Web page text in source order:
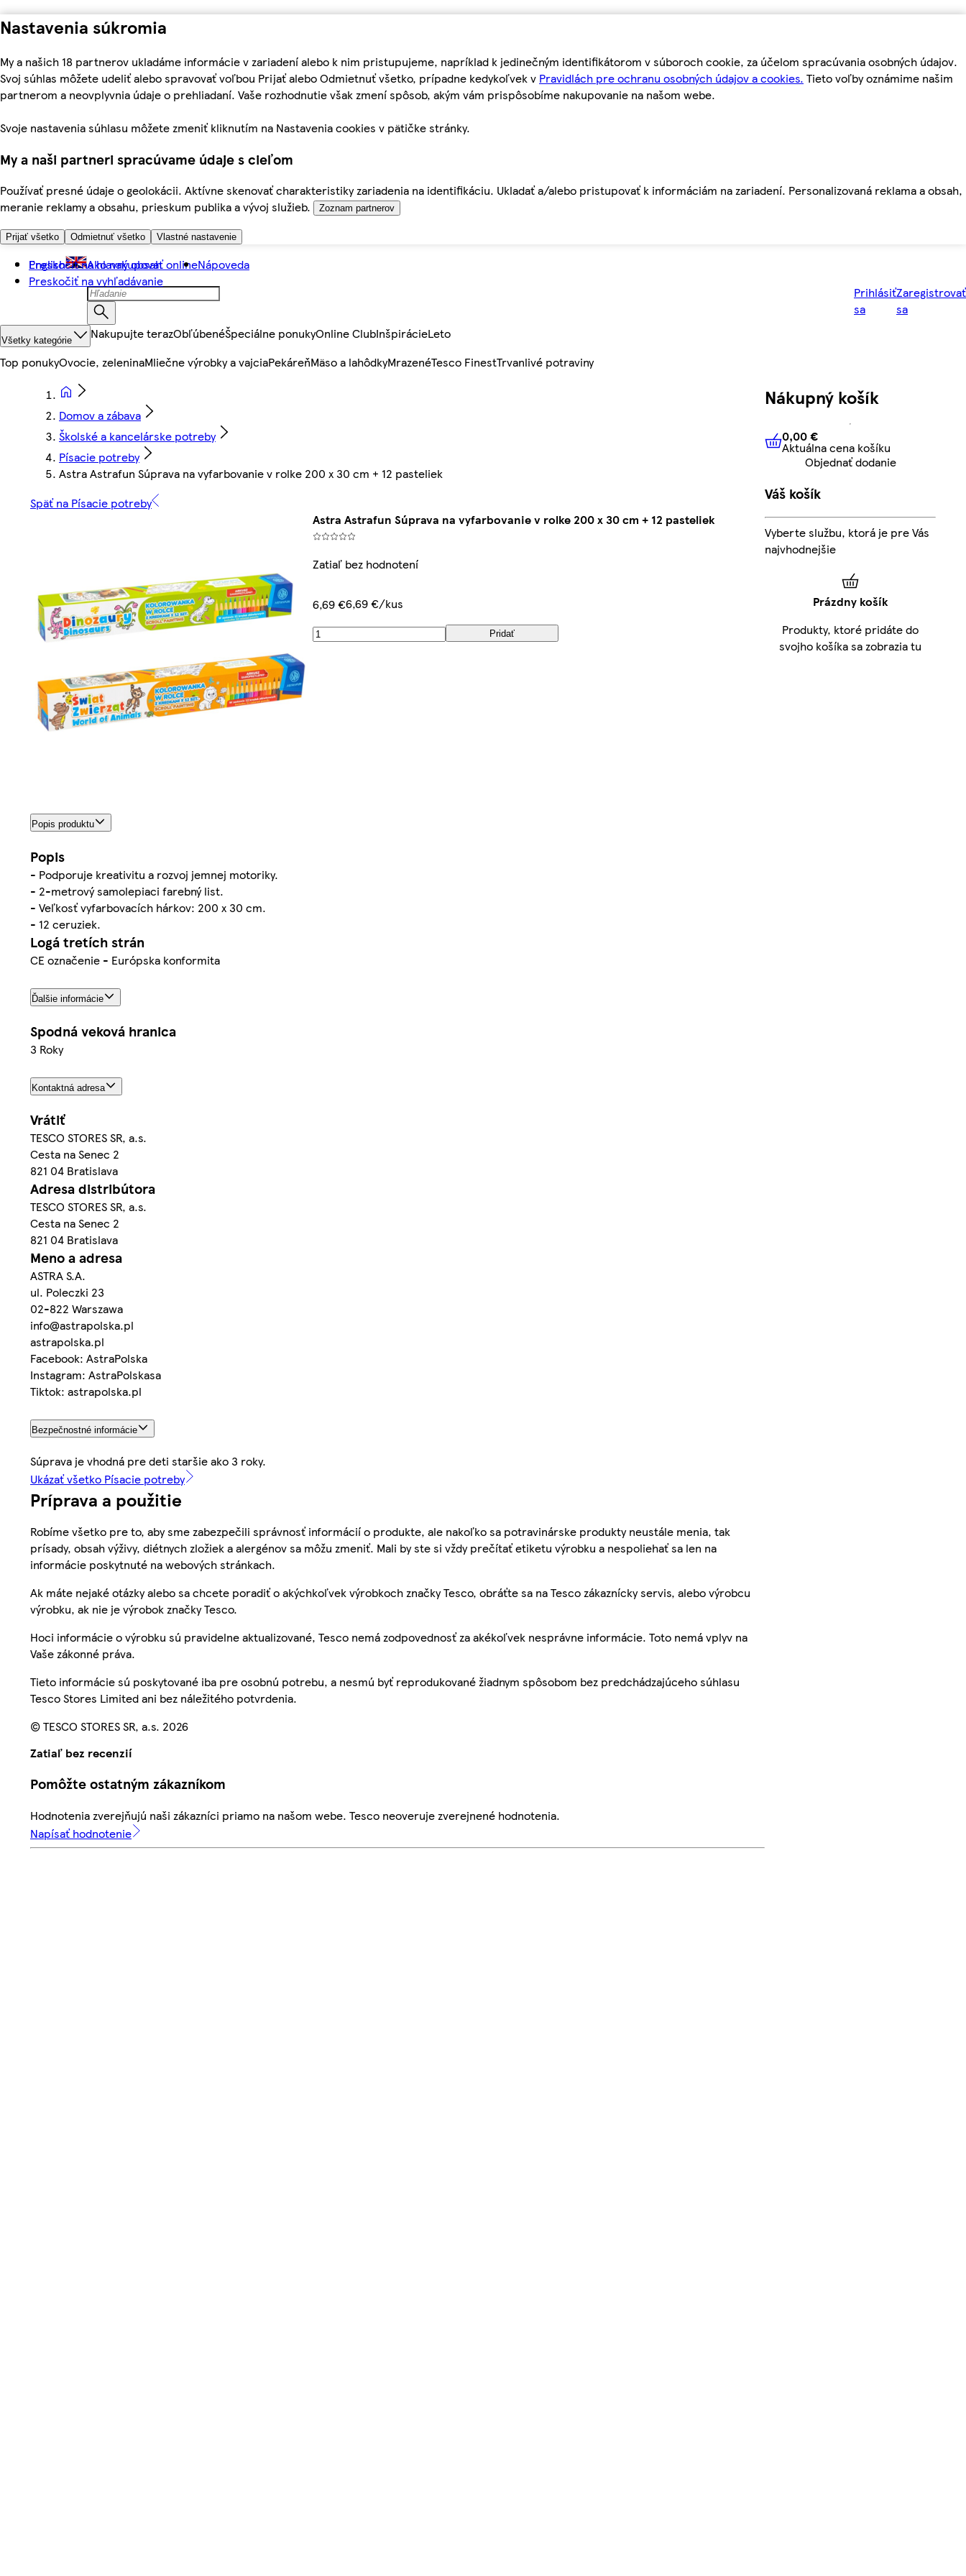
Nastavenia súkromia
My a našich 18 partnerov ukladáme informácie v zariadení alebo k nim pristupujeme, napríklad k jedinečným identifikátorom v súboroch cookie, za účelom spracúvania osobných údajov.
Svoj súhlas môžete udeliť alebo spravovať voľbou Prijať alebo Odmietnuť všetko, prípadne kedykoľvek v Pravidlách pre ochranu osobných údajov a cookies. Tieto voľby oznámime našim
partnerom a neovplyvnia údaje o prehliadaní. Vaše rozhodnutie však zmení spôsob, akým vám prispôsobíme nakupovanie na našom webe.
Svoje nastavenia súhlasu môžete zmeniť kliknutím na Nastavenia cookies v pätičke stránky.
My a naši partneri spracúvame údaje s cieľom
Používať presné údaje o geolokácii. Aktívne skenovať charakteristiky zariadenia na identifikáciu. Ukladať a/alebo pristupovať k informáciám na zariadení. Personalizovaná reklama a obsah,
meranie reklamy a obsahu, prieskum publika a vývoj služieb.
Zoznam partnerov
Prijať všetko Odmietnuť všetko Vlastné nastavenie
Preskočiť na hlavný obsah
Preskočiť na vyhľadávanie
English Ako nakupovať onlineNápoveda
Prihlásiť
sa
Zaregistrovať
sa
Všetky kategórie Nakupujte terazObľúbenéŠpeciálne ponukyOnline ClubInšpirácieLeto
Top ponukyOvocie, zeleninaMliečne výrobky a vajciaPekáreňMäso a lahôdkyMrazenéTesco FinestTrvanlivé potraviny
Domov a zábava
Školské a kancelárske potreby
Písacie potreby
Astra Astrafun Súprava na vyfarbovanie v rolke 200 x 30 cm + 12 pasteliek
Späť na Písacie potreby
Astra Astrafun Súprava na vyfarbovanie v rolke 200 x 30 cm + 12 pasteliek
Zatiaľ bez hodnotení
6,69 €6,69 €/kus
Pridať
Popis produktu
Popis
- Podporuje kreativitu a rozvoj jemnej motoriky.
- 2-metrový samolepiaci farebný list.
- Veľkosť vyfarbovacích hárkov: 200 x 30 cm.
- 12 ceruziek.
Logá tretích strán
CE označenie - Európska konformita
Ďalšie informácie
Spodná veková hranica
3 Roky
Kontaktná adresa
Vrátiť
TESCO STORES SR, a.s.
Cesta na Senec 2
821 04 Bratislava
Adresa distribútora
TESCO STORES SR, a.s.
Cesta na Senec 2
821 04 Bratislava
Meno a adresa
ASTRA S.A.
ul. Poleczki 23
02-822 Warszawa
info@astrapolska.pl
astrapolska.pl
Facebook: AstraPolska
Instagram: AstraPolskasa
Tiktok: astrapolska.pl
Bezpečnostné informácie
Súprava je vhodná pre deti staršie ako 3 roky.
Ukázať všetko Písacie potreby
Príprava a použitie
Robíme všetko pre to, aby sme zabezpečili správnosť informácií o produkte, ale nakoľko sa potravinárske produkty neustále menia, tak
prísady, obsah výživy, diétnych zložiek a alergénov sa môžu zmeniť. Mali by ste si vždy prečítať etiketu výrobku a nespoliehať sa len na
informácie poskytnuté na webových stránkach.
Ak máte nejaké otázky alebo sa chcete poradiť o akýchkoľvek výrobkoch značky Tesco, obráťte sa na Tesco zákaznícky servis, alebo výrobcu
výrobku, ak nie je výrobok značky Tesco.
Hoci informácie o výrobku sú pravidelne aktualizované, Tesco nemá zodpovednosť za akékoľvek nesprávne informácie. Toto nemá vplyv na
Vaše zákonné práva.
Tieto informácie sú poskytované iba pre osobnú potrebu, a nesmú byť reprodukované žiadnym spôsobom bez predchádzajúceho súhlasu
Tesco Stores Limited ani bez náležitého potvrdenia.
© TESCO STORES SR, a.s. 2026
Zatiaľ bez recenzií
Pomôžte ostatným zákazníkom
Hodnotenia zverejňujú naši zákazníci priamo na našom webe. Tesco neoveruje zverejnené hodnotenia.
Napísať hodnotenie
Nákupný košík
0,00 € Aktuálna cena košíku
0,00 €
Aktuálna cena košíku
Objednať dodanie
Váš košík
Vyberte službu, ktorá je pre Vás
najvhodnejšie
Prázdny košík
Produkty, ktoré pridáte do
svojho košíka sa zobrazia tu